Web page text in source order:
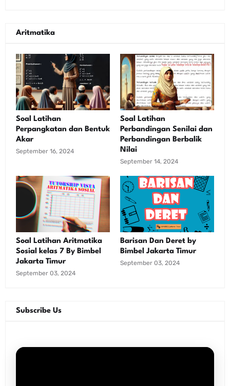
Aritmatika
Soal Latihan
Perpangkatan dan Bentuk
Akar
September 16, 2024
Soal Latihan
Perbandingan Senilai dan
Perbandingan Berbalik
Nilai
September 14, 2024
Soal Latihan Aritmatika
Sosial kelas 7 By Bimbel
Jakarta Timur
September 03, 2024
Barisan Dan Deret by
Bimbel Jakarta Timur
September 03, 2024
Subscribe Us